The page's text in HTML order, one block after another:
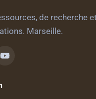
de recherche
Marseille.